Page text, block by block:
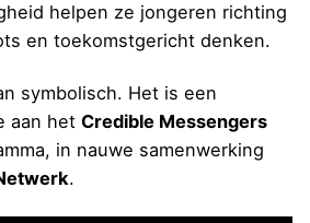
helpen ze jongeren richting
en toekomstgericht denken.
symbolisch. Het is een
aan het Credible Messengers
in nauwe samenwerking
.